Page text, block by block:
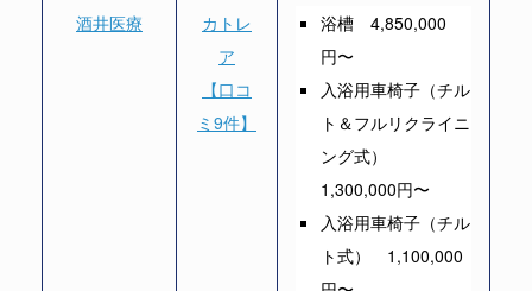
酒井医療
カトレ
ア
【口コ
ミ9件】
浴槽 4,850,000
円〜
入浴用車椅子（チル
ト＆フルリクライニ
ング式）
1,300,000円〜
入浴用車椅子（チル
ト式） 1,100,000